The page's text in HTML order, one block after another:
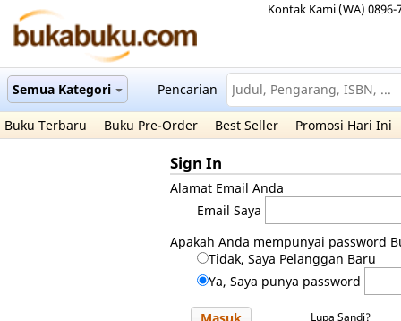
Kontak Kami (WA) 0896-
Semua Kategori Pencarian
Buku Terbaru Buku Pre-Order Best Seller Promosi Hari Ini
Sign In
Alamat Email Anda
Email Saya
Apakah Anda mempunyai password
Tidak, Saya Pelanggan Baru
Ya, Saya punya password
Lupa Sandi?